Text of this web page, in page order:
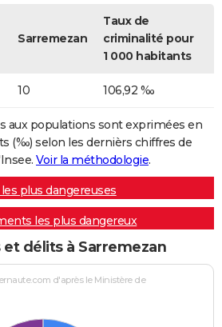
Sarremezan
Taux de
criminalité pour
1 000 habitants
10 106,92 ‰
aux populations sont exprimées en
(‰) selon les dernièrs chiffres de
Voir la méthodologie.
plus dangereuses
les plus dangereux
délits à Sarremezan
d'après le Ministère de